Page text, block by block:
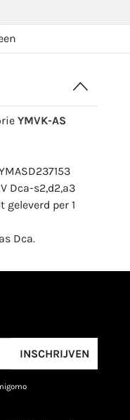
YMVK-AS
Dca-s2,d2,a3
per 1
Dca.
INSCHRIJVEN